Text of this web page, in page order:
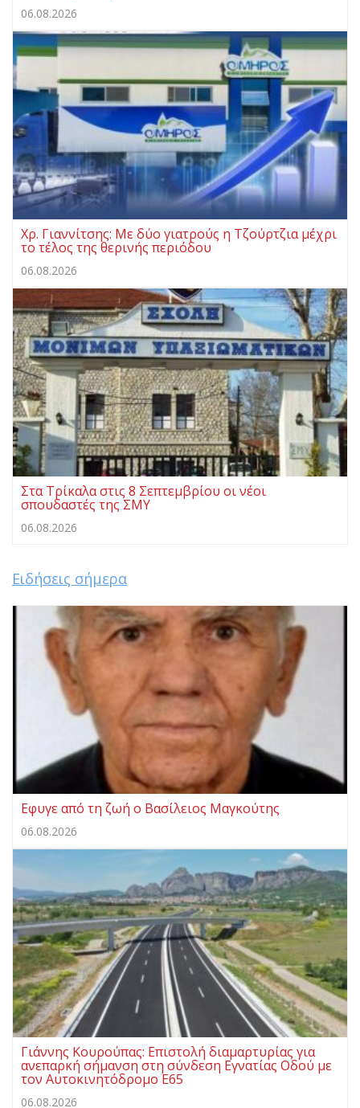
06.08.2026
Χρ. Γιαννίτσης: Με δύο γιατρούς η Τζούρτζια μέχρι
το τέλος της θερινής περιόδου
06.08.2026
Στα Τρίκαλα στις 8 Σεπτεμβρίου οι νέοι
σπουδαστές της ΣΜΥ
06.08.2026
Ειδήσεις σήμερα
Eφυγε από τη ζωή ο Βασίλειος Μαγκούτης
06.08.2026
Γιάννης Κουρούπας: Επιστολή διαμαρτυρίας για
ανεπαρκή σήμανση στη σύνδεση Εγνατίας Οδού με
τον Αυτοκινητόδρομο Ε65
06.08.2026